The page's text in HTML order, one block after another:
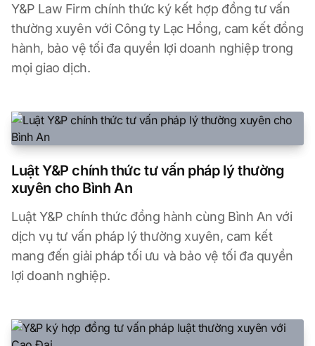
Y&P Law Firm chính thức ký kết hợp đồng tư vấn
thường xuyên với Công ty Lạc Hồng, cam kết đồng
hành, bảo vệ tối đa quyền lợi doanh nghiệp trong
mọi giao dịch.
Luật Y&P chính thức tư vấn pháp lý thường
xuyên cho Bình An
Luật Y&P chính thức đồng hành cùng Bình An với
dịch vụ tư vấn pháp lý thường xuyên, cam kết
mang đến giải pháp tối ưu và bảo vệ tối đa quyền
lợi doanh nghiệp.